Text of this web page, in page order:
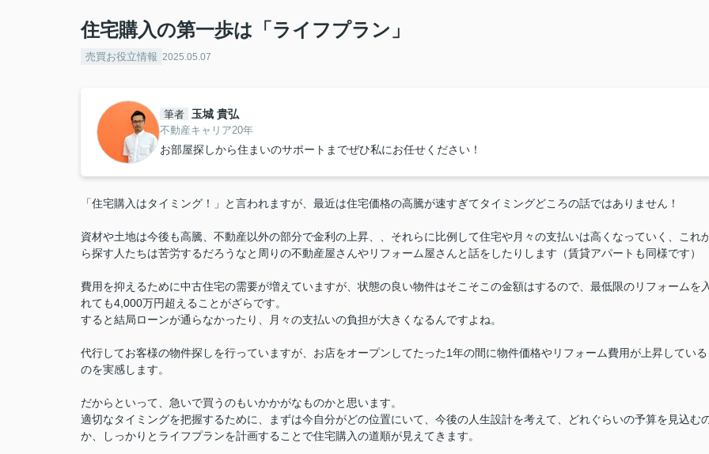
住宅購入の第一歩は「ライフプラン」
売買お役立情報 2025.05.07
筆者 玉城 貴弘
不動産キャリア20年
お部屋探しから住まいのサポートまでぜひ私にお任せください！
「住宅購入はタイミング！」と言われますが、最近は住宅価格の高騰が速すぎてタイミングどころの話ではありません！
資材や土地は今後も高騰、不動産以外の部分で金利の上昇、、それらに比例して住宅や月々の支払いは高くなっていく、これ
ら探す人たちは苦労するだろうなと周りの不動産屋さんやリフォーム屋さんと話をしたりします（賃貸アパートも同様です）
費用を抑えるために中古住宅の需要が増えていますが、状態の良い物件はそこそこの金額はするので、最低限のリフォームを
れても4,000万円超えることがざらです。
すると結局ローンが通らなかったり、月々の支払いの負担が大きくなるんですよね。
代行してお客様の物件探しを行っていますが、お店をオープンしてたった1年の間に物件価格やリフォーム費用が上昇している
のを実感します。
だからといって、急いで買うのもいかかがなものかと思います。
適切なタイミングを把握するために、まずは今自分がどの位置にいて、今後の人生設計を考えて、どれぐらいの予算を見込む
か、しっかりとライフプランを計画することで住宅購入の道順が見えてきます。